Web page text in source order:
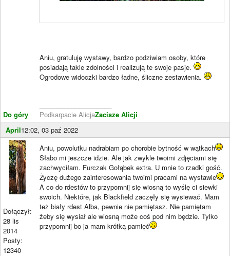
Do góry
Aniu, gratuluję wystawy, bardzo podziwiam osoby, które
posiadają takie zdolności i realizują te swoje pasje.
Ogrodowe widoczki bardzo ładne, śliczne zestawienia.
Podkarpacie AlicjaZacisze Alicji
April12:02, 03 paź 2022
Dołączył:
28 lis
2014
Posty:
12340
Aniu, powolutku nadrabiam po chorobie bytność w wątkach
Słabo mi jeszcze idzie. Ale jak zwykle twoimi zdjęciami się
zachwyciłam. Furczak Gołąbek extra. U mnie to rzadki gość.
Życzę dużego zainteresowania twoimi pracami na wystawie
A co do rdestów to przypomnij się wiosną to wyślę ci siewki
swoich. Niektóre, jak Blackfield zaczęły się wysiewać. Mam
też biały rdest Alba, pewnie nie pamiętasz. Nie pamiętam
żeby się wysiał ale wiosną może coś pod nim będzie. Tylko
przypomnij bo ja mam krótką pamięć